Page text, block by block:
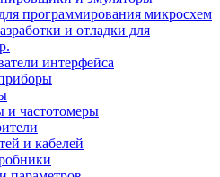
программирования микросхем
и отладки для
интерфейса
и частотомеры
и кабелей